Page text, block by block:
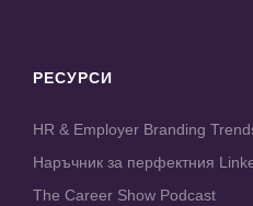
РЕСУРСИ
HR & Employer Branding
Наръчник за перфектния
The Career Show Podcast